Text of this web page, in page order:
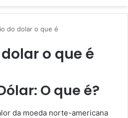
do dolar o que é​
o que é​
O que é?
da moeda norte-americana